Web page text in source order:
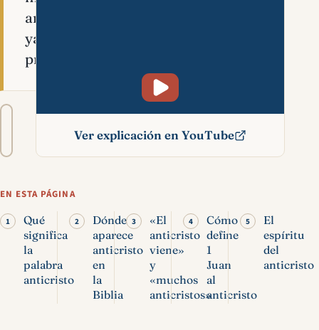
anticristos
ya
presentes.
Tamaño
A− A+
qué dice realmente Juan
Ver explicación en YouTube
EN ESTA PÁGINA
Qué
significa
la
palabra
anticristo
Dónde
aparece
anticristo
en
la
Biblia
«El
anticristo
viene»
y
«muchos
anticristos»
Cómo
define
1
Juan
al
anticristo
El
espíritu
del
anticristo